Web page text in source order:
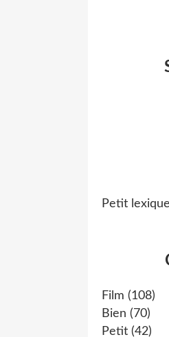
Film (108)
Bien (70)
Petit (42)
Petit